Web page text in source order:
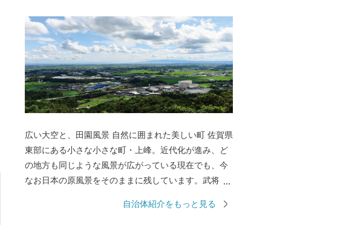
広い大空と、田園風景 自然に囲まれた美しい町 佐賀県
東部にある小さな小さな町・上峰。近代化が進み、ど
の地方も同じような風景が広がっている現在でも、今
なお日本の原風景をそのままに残しています。武将・
全体へと駆け巡り豊かな土壌を作り上げます。 清らか
自治体紹介をもっと見る